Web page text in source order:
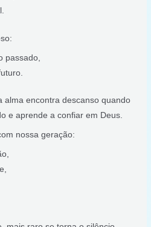
passado,
alma encontra descanso quando
e aprende a confiar em Deus.
nossa geração: